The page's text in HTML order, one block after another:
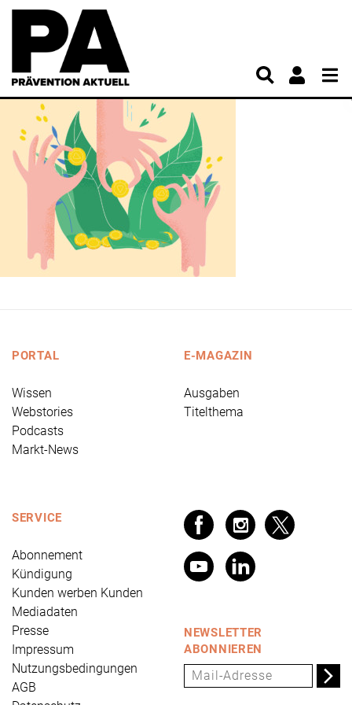
PORTAL
Wissen
Webstories
Podcasts
Markt-News
E-MAGAZIN
Ausgaben
Titelthema
SERVICE
Abonnement
Kündigung
Kunden werben Kunden
Mediadaten
Presse
Impressum
Nutzungsbedingungen
AGB
NEWSLETTER
ABONNIEREN